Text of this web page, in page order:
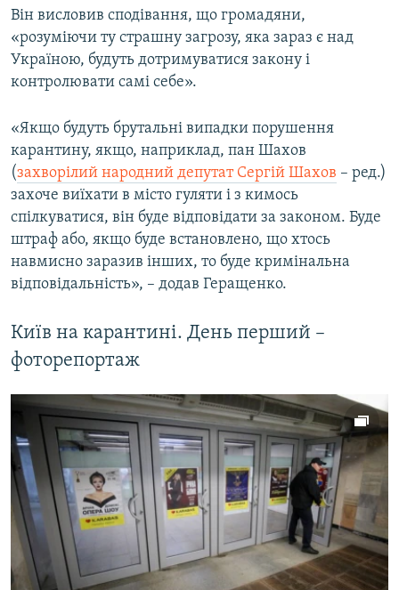
Він висловив сподівання, що громадяни,
«розуміючи ту страшну загрозу, яка зараз є над
Україною, будуть дотримуватися закону і
контролювати самі себе».
«Якщо будуть брутальні випадки порушення
карантину, якщо, наприклад, пан Шахов
(захворілий народний депутат Сергій Шахов – ред.)
захоче виїхати в місто гуляти і з кимось
спілкуватися, він буде відповідати за законом. Буде
штраф або, якщо буде встановлено, що хтось
навмисно заразив інших, то буде кримінальна
відповідальність», – додав Геращенко.
Київ на карантині. День перший –
фоторепортаж